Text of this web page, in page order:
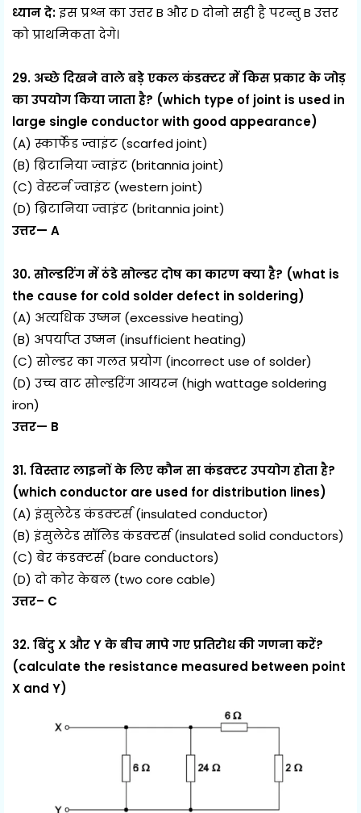
ध्यान दे:इस प्रश्न का उत्तर B और D दोनो सही है परन्तु B उत्तर
को प्राथमिकता देगे।
29. अच्छे दिखने वाले बड़े एकल कंडक्टर में किस प्रकार के जोड़
का उपयोग किया जाता है? (which type of joint is used in
large single conductor with good appearance)
(A) स्कार्फेड ज्वाइंट (scarfed joint)
(B) ब्रिटानिया ज्वाइंट (britannia joint)
(C) वेस्टर्न ज्वाइंट (western joint)
(D) ब्रिटानिया ज्वाइंट (britannia joint)
उत्तर— A
30. सोल्डरिंग में ठंडे सोल्डर दोष का कारण क्या है? (what is
the cause for cold solder defect in soldering)
(A) अत्यधिक उष्मन (excessive heating)
(B) अपर्याप्त उष्मन (insufficient heating)
(C) सोल्डर का गलत प्रयोग (incorrect use of solder)
(D) उच्च वाट सोल्डरिंग आयरन (high wattage soldering
iron)
उत्तर— B
31. विस्तार लाइनों के लिए कौन सा कंडक्टर उपयोग होता है?
(which conductor are used for distribution lines)
(A) इंसुलेटेड कंडक्टर्स (insulated conductor)
(B) इंसुलेटेड सॉलिड कंडक्टर्स (insulated solid conductors)
(C) बेर कंडक्टर्स (bare conductors)
(D) दो कोर केबल (two core cable)
उत्तर– C
32. बिंदु X और Y के बीच मापे गए प्रतिरोध की गणना करें?
(calculate the resistance measured between point
X and Y)